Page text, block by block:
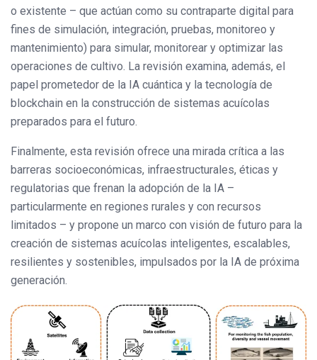
o existente – que actúan como su contraparte digital para
fines de simulación, integración, pruebas, monitoreo y
mantenimiento) para simular, monitorear y optimizar las
operaciones de cultivo. La revisión examina, además, el
papel prometedor de la IA cuántica y la tecnología de
blockchain en la construcción de sistemas acuícolas
preparados para el futuro.
Finalmente, esta revisión ofrece una mirada crítica a las
barreras socioeconómicas, infraestructurales, éticas y
regulatorias que frenan la adopción de la IA –
particularmente en regiones rurales y con recursos
limitados – y propone un marco con visión de futuro para la
creación de sistemas acuícolas inteligentes, escalables,
resilientes y sostenibles, impulsados ​​por la IA de próxima
generación.